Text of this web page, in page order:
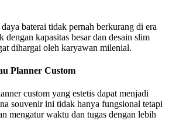
baterai tidak pernah berkurang di era
kapasitas besar dan desain slim
dihargai oleh karyawan milenial.
Planner Custom
custom yang estetis dapat menjadi
souvenir ini tidak hanya fungsional tetapi
mengatur waktu dan tugas dengan lebih